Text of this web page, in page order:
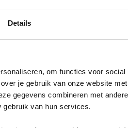
Details
om functies voor
je gebruik van onze website
gegevens combineren met
van hun services.
www.voordeeluitjes.nl (see the